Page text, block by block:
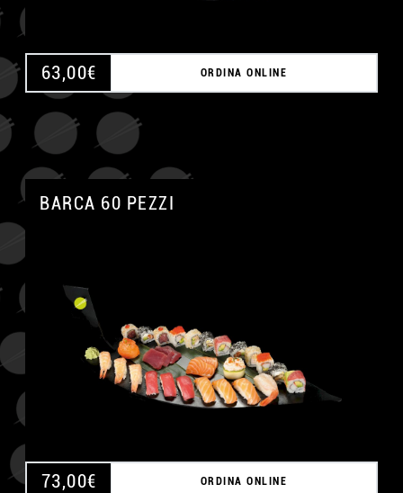
63,00€ ORDINA ONLINE
BARCA 60 PEZZI
73,00€ ORDINA ONLINE